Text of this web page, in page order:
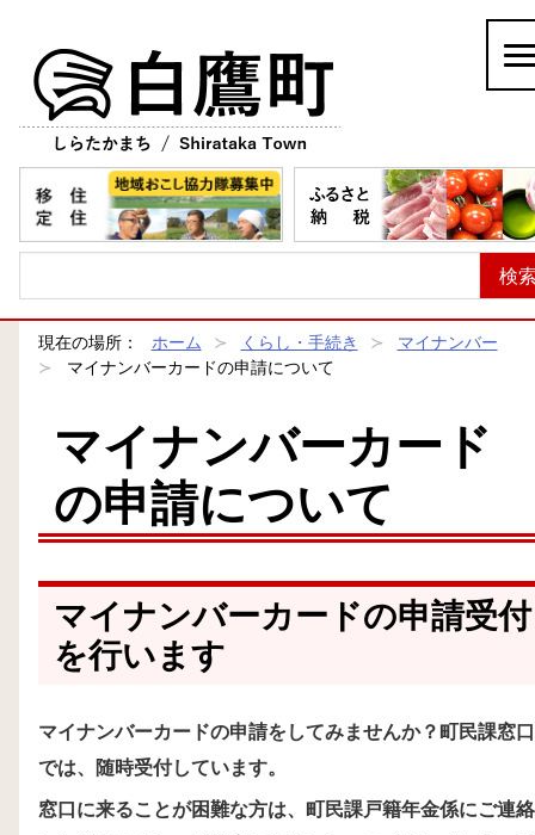
現在の場所： ホーム くらし・手続き
マイナンバー
マイナンバーカードの申請について
マイナンバーカード
の申請について
マイナンバーカードの申請受付
を行います
マイナンバーカードの申請をしてみませんか？町民課窓口
では、随時受付しています。
窓口に来ることが困難な方は、町民課戸籍年金係にご連絡